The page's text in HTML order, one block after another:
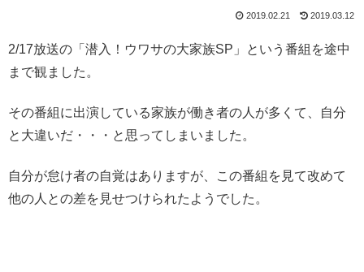
2019.02.21 2019.03.12
2/17放送の「潜入！ウワサの大家族SP」という番組を途中
まで観ました。
その番組に出演している家族が働き者の人が多くて、自分
と大違いだ・・・と思ってしまいました。
自分が怠け者の自覚はありますが、この番組を見て改めて
他の人との差を見せつけられたようでした。